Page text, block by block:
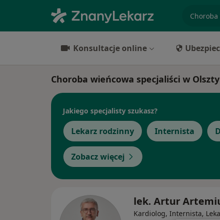
Konsultacje online
Choroba wieńcowa specjaliści w
Jakiego specjalisty szukasz?
Lekarz rodzinny Internista
Zobacz więcej
lek. Artur
Kardiolog, Internista,